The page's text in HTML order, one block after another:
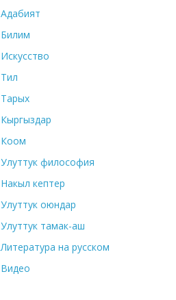
Адабият
Билим
Искусство
Тил
Тарых
Кыргыздар
Коом
Улуттук философия
Накыл кептер
Улуттук оюндар
Улуттук тамак-аш
Литература на русском
Видео